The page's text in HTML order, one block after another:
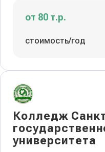
от 80 т.р.
стоимость/год
Колледж
университета